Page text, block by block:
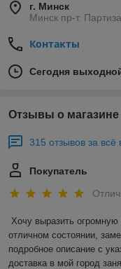
г. Минск
Минск пр-т.
Контакты
Сегодня
Отзывы о магазине
315 отзывов за всё
Покупатель
Хочу выразить
отличном состоянии,
подробное описание с
доставка в мой город